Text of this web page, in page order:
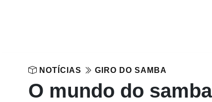
NOTÍCIAS GIRO DO SAMBA
O mundo do